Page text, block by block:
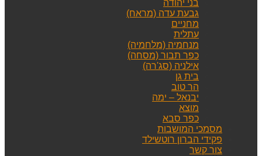
בני יהודה
גבעת עדה (מראח)
מחניים
עתלית
מנחמיה (מלחמיה)
כפר תבור (מסחה)
אילניה (סג'רה)
בית גן
הר טוב
יבנאל – ימה
מוצא
כפר סבא
מסמכי המושבות
פקידי הברון רוטשילד
צור קשר